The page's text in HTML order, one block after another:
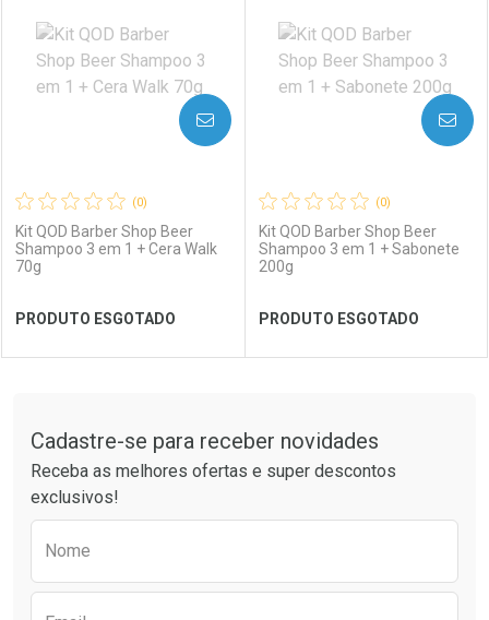
Laboratório
Ver Desconto Convênio
Por Menos Laboratório
Ver Desconto Convênio
Por Menos
(0)
Kit QOD Barber Shop Beer
Shampoo 3 em 1 + Cera Walk
70g
PRODUTO ESGOTADO
AVISE-ME
Laboratório
Por Menos
(0)
Kit QOD Barber Shop Beer
Shampoo 3 em 1 + Sabonete
200g
PRODUTO ESGOTADO
AVISE-ME
Laboratório
Por Menos
Cadastre-se para receber novidades
Receba as melhores ofertas e super descontos
exclusivos!
Nome